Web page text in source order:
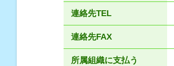
連絡先TEL
連絡先FAX
所属組織に支払う